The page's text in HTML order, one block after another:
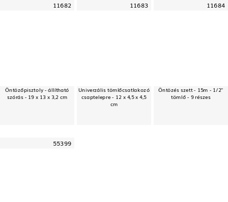
11682
Öntözőpisztoly - állítható
szórás - 19 x 13 x 3,2 cm
11683
Univerzális tömlőcsatlakozó
csaptelepre - 12 x 4,5 x 4,5
cm
11684
Öntözés szett - 15m - 1/2"
tömlő - 9 részes
55399